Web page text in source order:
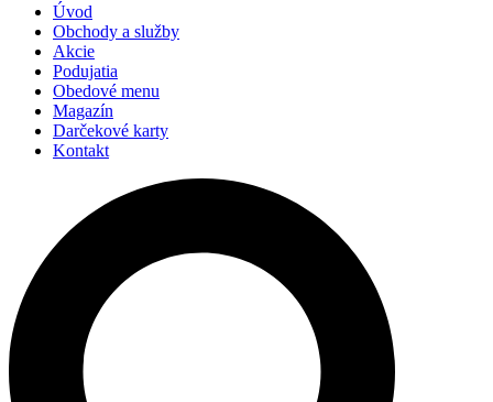
Úvod
Obchody a služby
Akcie
Podujatia
Obedové menu
Magazín
Darčekové karty
Kontakt